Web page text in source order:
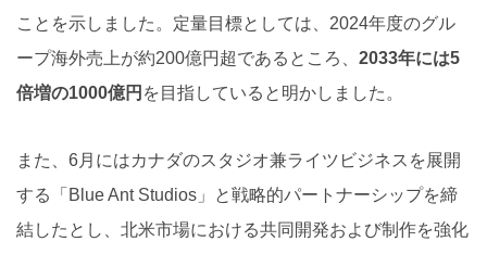
ことを示しました。定量目標としては、2024年度のグル
ープ海外売上が約200億円超であるところ、 2033年には5
倍増の1000億円 を目指していると明かしました。
また、6月にはカナダのスタジオ兼ライツビジネスを展開
する「Blue Ant Studios」と戦略的パートナーシップを締
結したとし、北米市場における共同開発および制作を強化